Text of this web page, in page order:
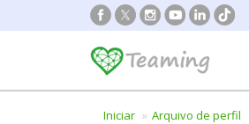
Iniciar Arquivo de perfil